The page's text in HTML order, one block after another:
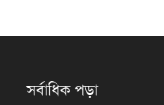
সর্বাধিক পড়া